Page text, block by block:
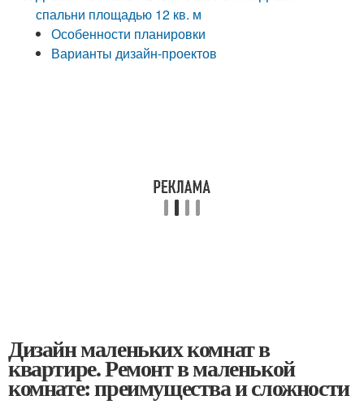
спальни площадью 12 кв. м
Особенности планировки
Варианты дизайн-проектов
Дизайн маленьких комнат в
квартире. Ремонт в маленькой
комнате: преимущества и сложности